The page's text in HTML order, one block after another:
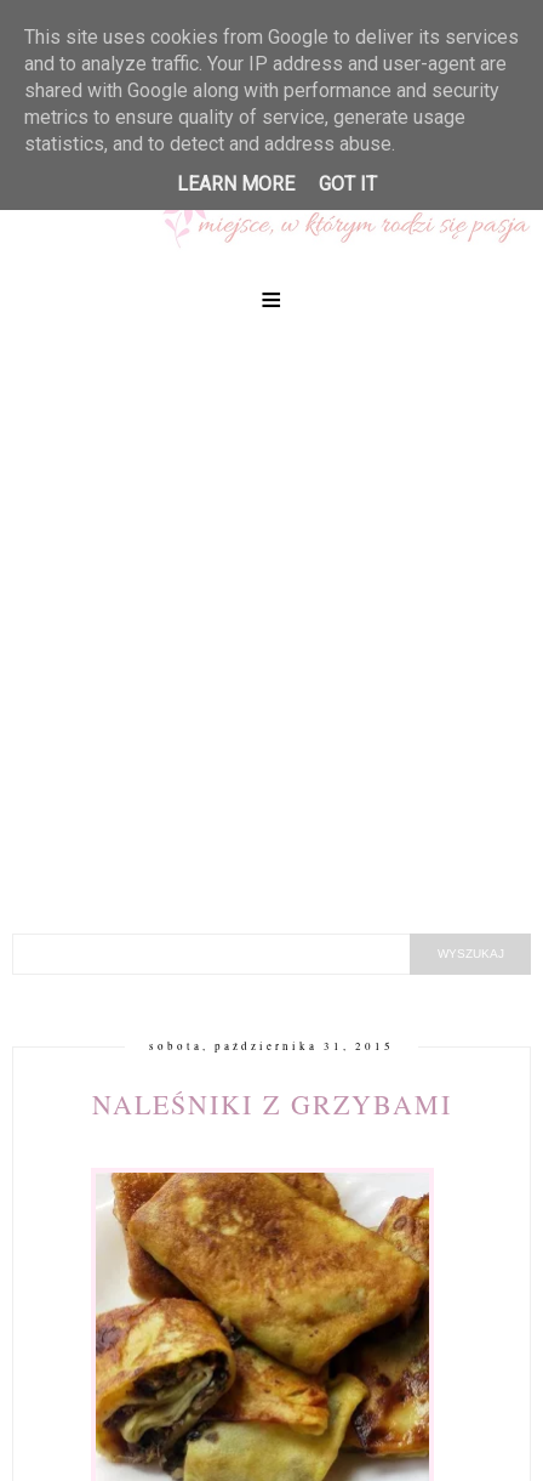
≡
sobota, października 31, 2015
NALEŚNIKI Z GRZYBAMI
This site uses cookies from Google to deliver its services
and to analyze traffic. Your IP address and user-agent are
shared with Google along with performance and security
metrics to ensure quality of service, generate usage
statistics, and to detect and address abuse.
LEARN MORE
GOT IT